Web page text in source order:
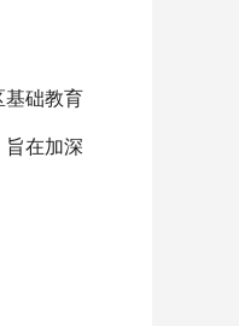
基础教育
旨在加深